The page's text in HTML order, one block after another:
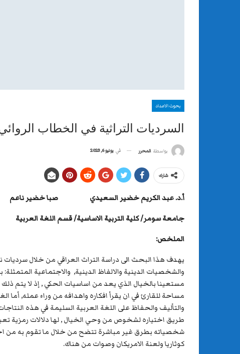
بحوث الاعداد
السرديات التراثية في الخطاب
بواسطة المحرر في يونيو 6, 2023
شارك
أ.د. عبد الكريم خضير السعيدي صبا خضير ناعم
جامعة سومر/ كلية التربية الاساسية/ قسم اللغة العربية
الملخص:
يهدف هذا البحث الى دراسة التراث العراقي من خلال سرديات
والشخصيات الدينية والالفاظ الدينية, والاجتماعية
مستعينا بالخيال الذي يعد من اساسيات الحكي , إذ لا يتم
مساحة للقارئ في ان يقرأ افكاره واهدافه من وراء عمله, أما
والتأليف والحفاظ على اللغة العربية السليمة في هذه
طريق اختياره لشخوص من وحي الخيال , لها دلالات رمزية
شخصياته بطرق غير مباشرة تتضح من خلال ما تقوم به من
كوثاريا ولعنة الامريكان وصوات من هناك.